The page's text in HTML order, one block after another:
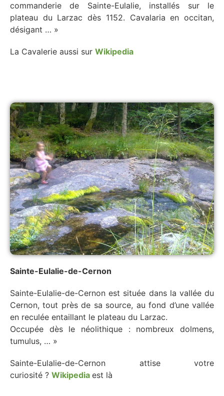
commanderie de Sainte-Eulalie, installés sur le
plateau du Larzac dès 1152. Cavalaria en occitan,
désigant … »
La Cavalerie aussi sur Wikipedia
Sainte-Eulalie-de-Cernon
Sainte-Eulalie-de-Cernon est située dans la vallée du
Cernon, tout près de sa source, au fond d’une vallée
en reculée entaillant le plateau du Larzac.
Occupée dès le néolithique : nombreux dolmens,
tumulus, … »
Sainte-Eulalie-de-Cernon attise votre
curiosité ? Wikipedia est là